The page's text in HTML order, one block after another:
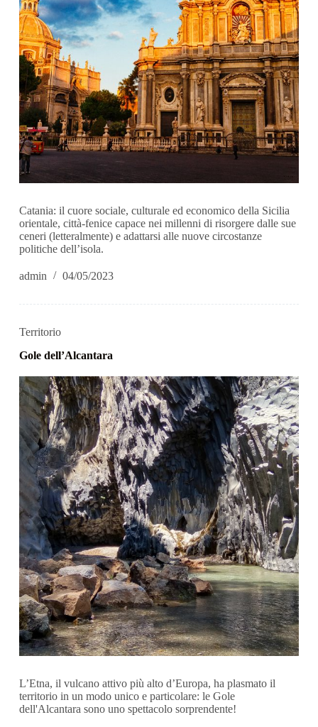
Catania: il cuore sociale, culturale ed economico della Sicilia
orientale, città-fenice capace nei millenni di risorgere dalle sue
ceneri (letteralmente) e adattarsi alle nuove circostanze
politiche dell’isola.
admin 04/05/2023
Territorio
Gole dell’Alcantara
L’Etna, il vulcano attivo più alto d’Europa, ha plasmato il
territorio in un modo unico e particolare: le Gole
dell'Alcantara sono uno spettacolo sorprendente!